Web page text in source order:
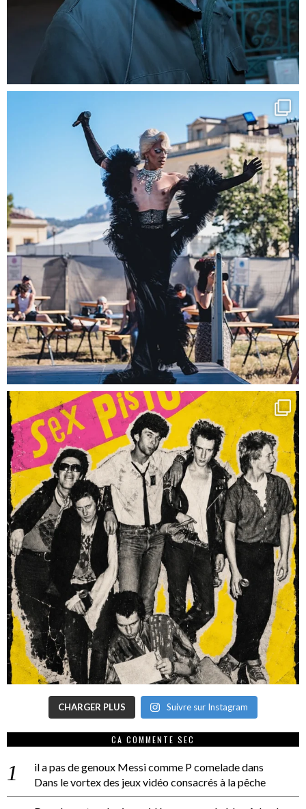
CHARGER PLUS Suivre sur Instagram
CA COMMENTE SEC
il a pas de genoux Messi comme P comeladedans
Dans le vortex des jeux vidéo consacrés à la pêche